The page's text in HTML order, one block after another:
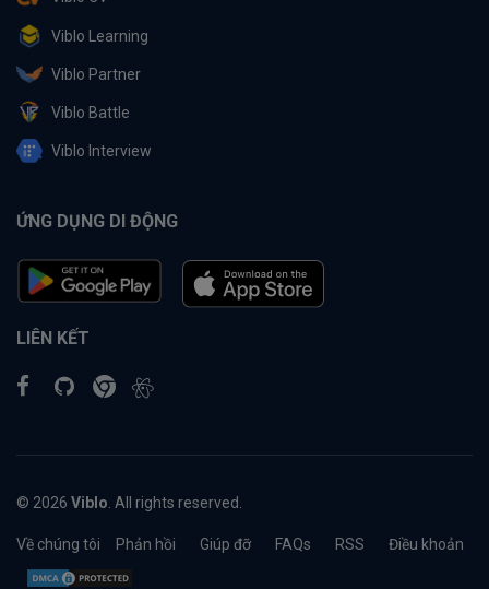
Viblo Learning
Viblo Partner
Viblo Battle
Viblo Interview
ỨNG DỤNG DI ĐỘNG
LIÊN KẾT
© 2026 Viblo . All rights reserved.
Về chúng tôi Phản hồi Giúp đỡ FAQs RSS Điều khoản